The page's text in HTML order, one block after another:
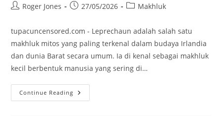
PostRoger Jones
Post27/05/2026
PostMakhluk
tupacuncensored.com - Leprechaun adalah salah satu
makhluk mitos yang paling terkenal dalam budaya Irlandia
dan dunia Barat secara umum. Ia di kenal sebagai makhluk
kecil berbentuk manusia yang sering di…
Continue Reading Leprechaun:
Makhluk